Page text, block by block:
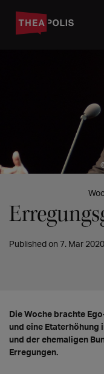
Published on 7. Mar 2020
Die Woche brachte
und eine Etaterhöhung
und der ehemaligen
Erregungen.